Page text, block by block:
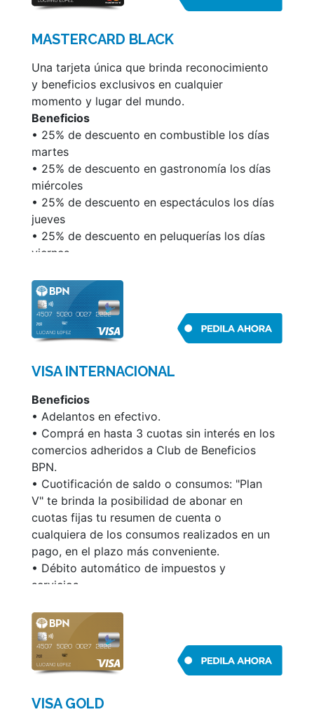
abonar en cuotas fijas tu resumen de cuenta
un pago, en el plazo más conveniente.
servicios.
• Pago de impuestos y servicios por teléfono
o Internet.
• Renovación automática.
Podés ver la información de tu cuenta y
administrar la misma a través de
misconsultas.com.ar/socios
Para acceder a más información sobre las
características y condiciones de esta tarjeta,
ingresá en www.mastercard.com.ar
MASTERCARD BLACK
Una tarjeta única que brinda reconocimiento
y beneficios exclusivos en cualquier
momento y lugar del mundo.
Beneficios
• 25% de descuento en combustible los días
martes
• 25% de descuento en gastronomía los días
miércoles
• 25% de descuento en espectáculos los días
jueves
• 25% de descuento en peluquerías los días
viernes
días de la semana
• Mastercard Airport Experiences provided
by LoungeKey
• Boingo: wifi con acceso ilimitado y gratuito
• Compras en hasta 3 cuotas sin interés en
Club de Beneficios BPN
• Cuotificación de saldo o consumos:
Mastercard Cuotas te brinda la posibilidad de
abonar en cuotas fijas tu resumen de cuenta
o cualquiera de los consumos realizados en
un pago, en el plazo más conveniente que
elijas.
• Débito automático de impuestos y
servicios.
• Pago de impuestos y servicios por teléfono
o internet.
Podés ver la información de tu cuenta y
administrar la misma a través
misconsultas.com.ar/socios
Para acceder a más información sobre las
ingresá en www.mastercard.com.ar
VISA INTERNACIONAL
Beneficios
• Adelantos en efectivo.
• Comprá en hasta 3 cuotas sin interés en los
comercios adheridos a Club de Beneficios
BPN.
• Cuotificación de saldo o consumos: "Plan
V" te brinda la posibilidad de abonar en
cuotas fijas tu resumen de cuenta o
cualquiera de los consumos realizados en un
pago, en el plazo más conveniente.
• Débito automático de impuestos y
servicios.
o Internet.
• Gestión de Claves PIN.
• Renovación automática.
• Podés acceder a información de tu cuenta
Tarjetas.
VISA GOLD